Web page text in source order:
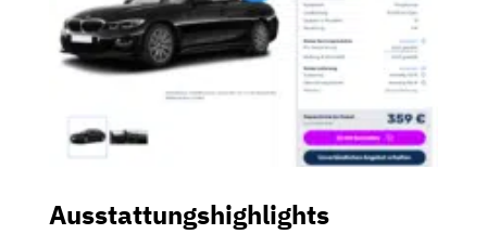
Ausstattungshighlights